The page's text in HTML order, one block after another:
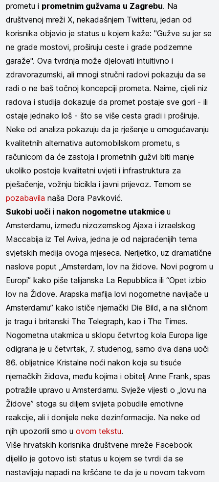
prometu i prometnim gužvama u Zagrebu. Na
društvenoj mreži X, nekadašnjem Twitteru, jedan od
korisnika objavio je status u kojem kaže: "Gužve su jer se
ne grade mostovi, proširuju ceste i grade podzemne
garaže". Ova tvrdnja može djelovati intuitivno i
zdravorazumski, ali mnogi stručni radovi pokazuju da se
radi o ne baš točnoj koncepciji prometa. Naime, cijeli niz
radova i studija dokazuje da promet postaje sve gori - ili
ostaje jednako loš - što se više cesta gradi i proširuje.
Neke od analiza pokazuju da je rješenje u omogućavanju
kvalitetnih alternativa automobilskom prometu, s
računicom da će zastoja i prometnih gužvi biti manje
ukoliko postoje kvalitetni uvjeti i infrastruktura za
pješačenje, vožnju bicikla i javni prijevoz. Temom se
pozabavila naša Dora Pavković.
Sukobi uoči i nakon nogometne utakmice u
Amsterdamu, između nizozemskog Ajaxa i izraelskog
Maccabija iz Tel Aviva, jedna je od najpraćenijih tema
svjetskih medija ovoga mjeseca. Nerijetko, uz dramatične
naslove poput „Amsterdam, lov na židove. Novi pogrom u
Europi” kako piše talijanska La Repubblica ili “Opet izbio
lov na Židove. Arapska mafija lovi nogometne navijače u
Amsterdamu” kako ističe njemački Die Bild, a na sličnom
je tragu i britanski The Telegraph, kao i The Times.
Nogometna utakmica u sklopu četvrtog kola Europa lige
odigrana je u četvrtak, 7. studenog, samo dva dana uoči
86. obljetnice Kristalne noći nakon koje su tisuće
njemačkih židova, među kojima i obitelj Anne Frank, spas
potražile upravo u Amsterdamu. Svježe vijesti o „lovu na
Židove” stoga su diljem svijeta pobudile emotivne
reakcije, ali i donijele neke dezinformacije. Na neke od
njih upozorili smo u ovom tekstu.
Više hrvatskih korisnika društvene mreže Facebook
dijelilo je gotovo isti status u kojem se tvrdi da se
nastavljaju napadi na kršćane te da je u novom takvom